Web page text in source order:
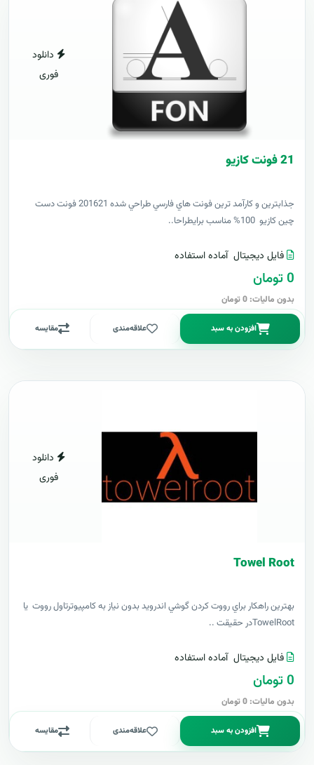
دانلود
فوری
21 فونت کازيو
جذابترين و کارآمد ترين فونت هاي فارسي طراحي شده 201621 فونت دست
چين کازيو 100% مناسب برايطراحا..
فایل دیجیتال آماده استفاده
0 تومان
بدون مالیات: 0 تومان
افزودن به سبد علاقه‌مندی مقایسه
دانلود
فوری
Towel Root
بهترين راهکار براي رووت کردن گوشي اندرويد بدون نياز به کامپيوترتاول رووت يا
TowelRootدر حقيقت ..
فایل دیجیتال آماده استفاده
0 تومان
بدون مالیات: 0 تومان
افزودن به سبد علاقه‌مندی مقایسه